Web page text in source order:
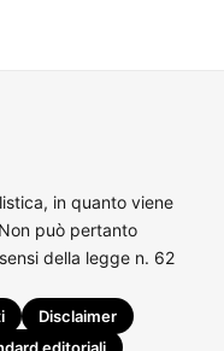
in quanto viene
può pertanto
della legge n. 62
Disclaimer